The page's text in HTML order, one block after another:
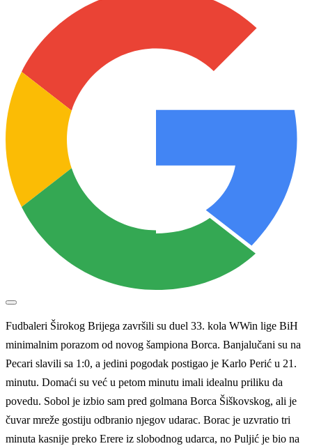
Fudbaleri Širokog Brijega završili su duel 33. kola WWin lige BiH
minimalnim porazom od novog šampiona Borca. Banjalučani su na
Pecari slavili sa 1:0, a jedini pogodak postigao je Karlo Perić u 21.
minutu. Domaći su već u petom minutu imali idealnu priliku da
povedu. Sobol je izbio sam pred golmana Borca Šiškovskog, ali je
čuvar mreže gostiju odbranio njegov udarac. Borac je uzvratio tri
minuta kasnije preko Erere iz slobodnog udarca, no Puljić je bio na